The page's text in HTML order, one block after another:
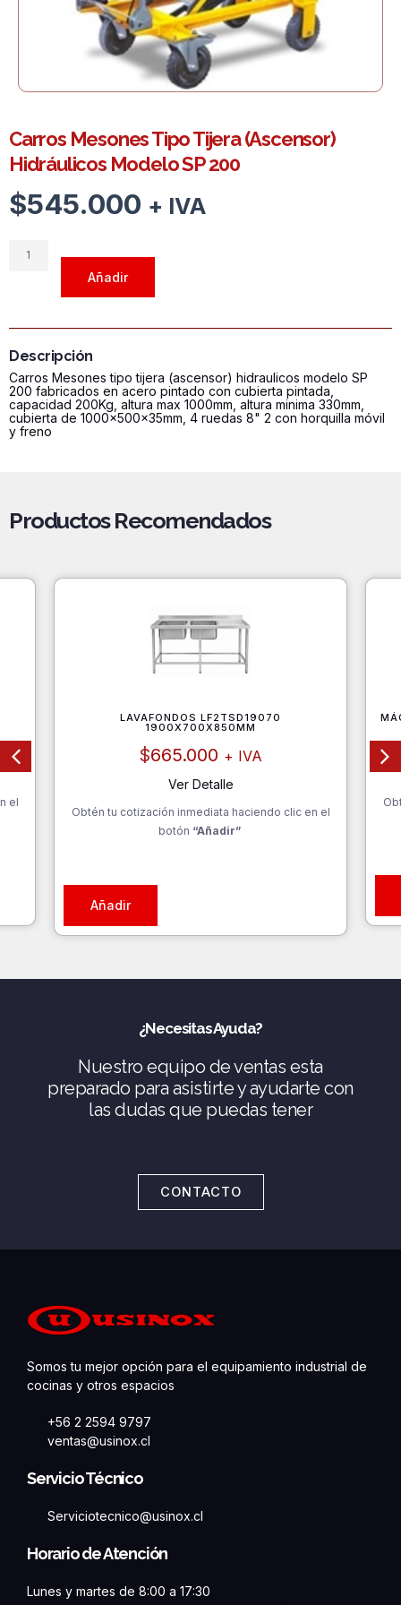
Carros Mesones Tipo Tijera (Ascensor)
Hidráulicos Modelo SP 200
$545.000 + IVA
Carros
Modelo
SP
200
cantidad
Añadir
Descripción
Carros Mesones tipo tijera (ascensor) hidraulicos modelo SP
200 fabricados en acero pintado con cubierta pintada,
capacidad 200Kg, altura max 1000mm, altura minima 330mm,
cubierta de 1000x500x35mm, 4 ruedas 8" 2 con horquilla móvil
y freno
Productos Recomendados
el
LAVAFONDOS LF2TSD19070
1900X700X850MM
$665.000 + IVA
Ver Detalle
Obtén tu cotización inmediata haciendo clic en el
botón “Añadir”
Añadir
¿Necesitas Ayuda?
Nuestro equipo de ventas esta
preparado para asistirte y ayudarte con
las dudas que puedas tener
CONTACTO
Somos tu mejor opción para el equipamiento industrial de
cocinas y otros espacios
+56 2 2594 9797
ventas@usinox.cl
Servicio Técnico
Serviciotecnico@usinox.cl
Horario de Atención
Lunes y martes de 8:00 a 17:30